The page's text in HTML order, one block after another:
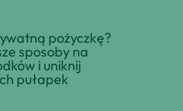
pożyczkę?
sposoby na
i uniknij
pułapek